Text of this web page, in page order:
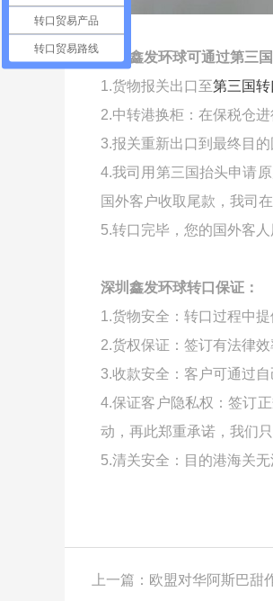
深圳鑫发环球可通过第三
1.货物报关出口至第三国转
2.中转港换柜：在保税仓
3.报关重新出口到最终目的
4.我司用第三国抬头申请
国外客户收取尾款，我司
5.转口完毕，您的国外客人
深圳鑫发环球转口保证：
1.货物安全：转口过程中
2.货权保证：签订有法律
3.收款安全：客户可通过
4.保证客户隐私权：签订
动，再此郑重承诺，我们
5.清关安全：目的港海关
转口贸易产品
转口贸易路线